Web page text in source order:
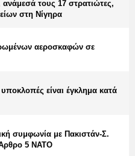
ανάμεσά τους 17 στρατιώτες,
στη Νίγηρα
αεροσκαφών σε
είναι έγκλημα κατά
συμφωνία με Πακιστάν-Σ.
5 NATO